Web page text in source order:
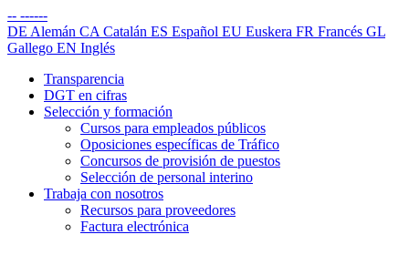
-- ------
DE Alemán CA Catalán ES Español EU Euskera FR Francés GL
Gallego EN Inglés
Transparencia
DGT en cifras
Selección y formación
Cursos para empleados públicos
Oposiciones específicas de Tráfico
Concursos de provisión de puestos
Selección de personal interino
Trabaja con nosotros
Recursos para proveedores
Factura electrónica